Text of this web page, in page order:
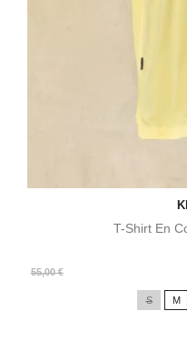
T-Shirt En
55,00 €
Prix
Prix
S M